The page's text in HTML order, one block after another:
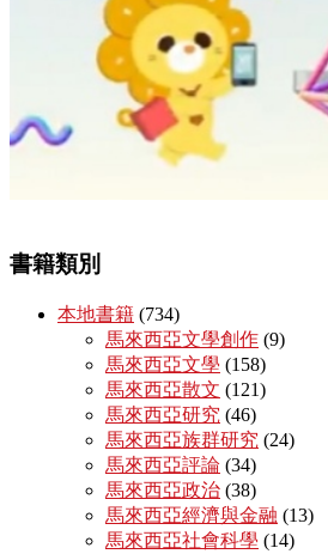
書籍類別
本地書籍 (734)
馬來西亞文學創作 (9)
馬來西亞文學 (158)
馬來西亞散文 (121)
馬來西亞研究 (46)
馬來西亞族群研究 (24)
馬來西亞評論 (34)
馬來西亞政治 (38)
馬來西亞經濟與金融 (13)
馬來西亞社會科學 (14)